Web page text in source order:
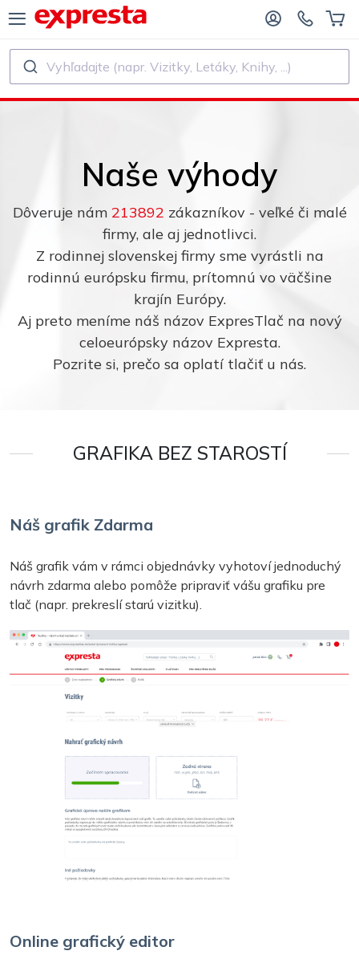
Tlač a viazanie
Nálepky a etikety
Kalendáre
Výroba pečiatok
PRODUKTY
VYDAVATEĽSTVÁ A AUTOROV
SAMOVYDAVATEĽOV
KNÍH
Vyhľadajte (napr. Vizitky, Letáky, Knihy, ...)
Naše výhody
Dôveruje nám 213892 zákazníkov - veľké či malé
firmy, ale aj jednotlivci.
Z rodinnej slovenskej firmy sme vyrástli na
rodinnú európsku firmu, prítomnú vo väčšine
krajín Európy.
Aj preto meníme náš názov ExpresTlač na nový
celoeurópsky názov Expresta.
Pozrite si, prečo sa oplatí tlačiť u nás.
GRAFIKA BEZ STAROSTÍ
Náš grafik Zdarma
Náš grafik vám v rámci objednávky vyhotoví jednoduchý
návrh zdarma alebo pomôže pripraviť vášu grafiku pre
tlač (napr. prekreslí starú vizitku).
Online grafický editor